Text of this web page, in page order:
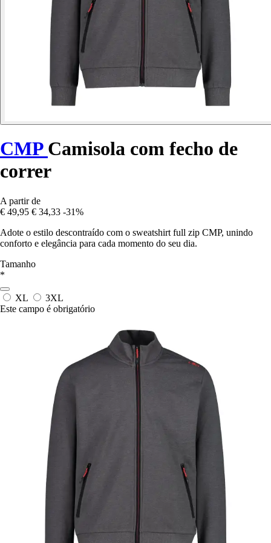
CMP Camisola com fecho de
correr
A partir de
€ 49,95 € 34,33 -31%
Adote o estilo descontraído com o sweatshirt full zip CMP, unindo
conforto e elegância para cada momento do seu dia.
Tamanho
*
XL
3XL
Este campo é obrigatório